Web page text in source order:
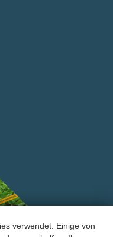
verwendet. Einige von